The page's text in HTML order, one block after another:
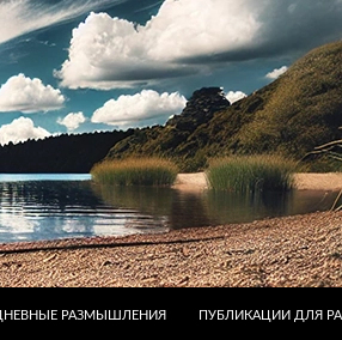
РАЗМЫШЛЕНИЯ ПУБЛИКАЦИИ ДЛЯ